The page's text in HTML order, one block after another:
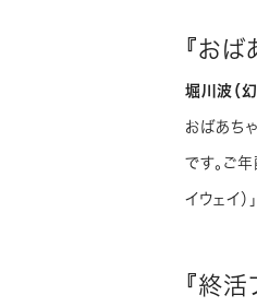
『お
堀川波（幻
おばあち
です。ご
イウェイ
『終活